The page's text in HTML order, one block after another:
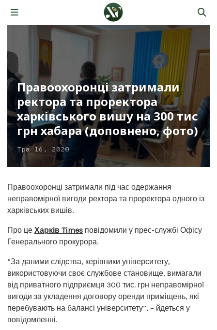
Правоохоронці затримали
ректора та проректора
харківського вишу на 300 тис
грн хабара (доповнено, фото)
Тра 16, 2020
Правоохоронці затримали під час одержання
неправомірної вигоди ректора та проректора одного із
харківських вишів.
Про це Харків Times повідомили у прес-службі Офісу
Генерального прокурора.
“За даними слідства, керівники університету,
використовуючи своє службове становище, вимагали
від приватного підприємця 300 тис. грн неправомірної
вигоди за укладення договору оренди приміщень, які
перебувають на балансі університету”, – йдеться у
повідомленні.